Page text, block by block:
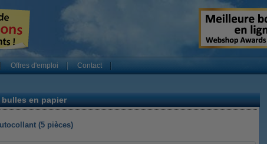
Offres d'emploi Contact
en papier
(5 pièces)